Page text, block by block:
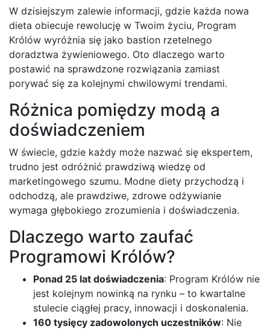
W dzisiejszym zalewie informacji, gdzie każda nowa
dieta obiecuje rewolucję w Twoim życiu, Program
Królów wyróżnia się jako bastion rzetelnego
doradztwa żywieniowego. Oto dlaczego warto
postawić na sprawdzone rozwiązania zamiast
porywać się za kolejnymi chwilowymi trendami.
Różnica pomiędzy modą a
doświadczeniem
W świecie, gdzie każdy może nazwać się ekspertem,
trudno jest odróżnić prawdziwą wiedzę od
marketingowego szumu. Modne diety przychodzą i
odchodzą, ale prawdziwe, zdrowe odżywianie
wymaga głębokiego zrozumienia i doświadczenia.
Dlaczego warto zaufać
Programowi Królów?
Ponad 25 lat doświadczenia: Program Królów nie
jest kolejnym nowinką na rynku – to kwartalne
stulecie ciągłej pracy, innowacji i doskonalenia.
160 tysięcy zadowolonych uczestników: Nie